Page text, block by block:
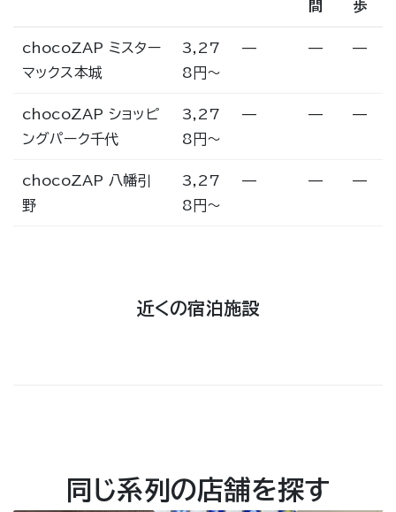
間 歩
chocoZAP ミスター
マックス本城
3,27
8円〜
— — —
chocoZAP ショッピ
ングパーク千代
3,27
8円〜
— — —
chocoZAP 八幡引
野
3,27
8円〜
— — —
近くの宿泊施設
同じ系列の店舗を探す